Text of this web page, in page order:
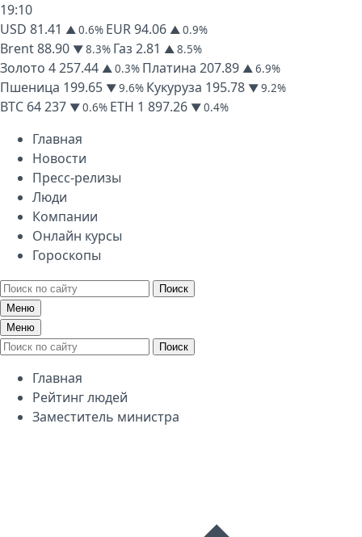
19:10
USD 81.41 ▲ 0.6% EUR94.06 ▲ 0.9%
Brent88.90 ▼ 8.3% Газ 2.81 ▲ 8.5%
Золото 4 257.44 ▲ 0.3% Платина 207.89 ▲ 6.9%
Пшеница 199.65 ▼ 9.6% Кукуруза 195.78 ▼ 9.2%
BTC 64 237 ▼ 0.6% ETH 1 897.26 ▼ 0.4%
Главная
Новости
Пресс-релизы
Люди
Компании
Онлайн курсы
Гороскопы
Поиск
Меню
Меню
Поиск
Главная
Рейтинг людей
Заместитель министра